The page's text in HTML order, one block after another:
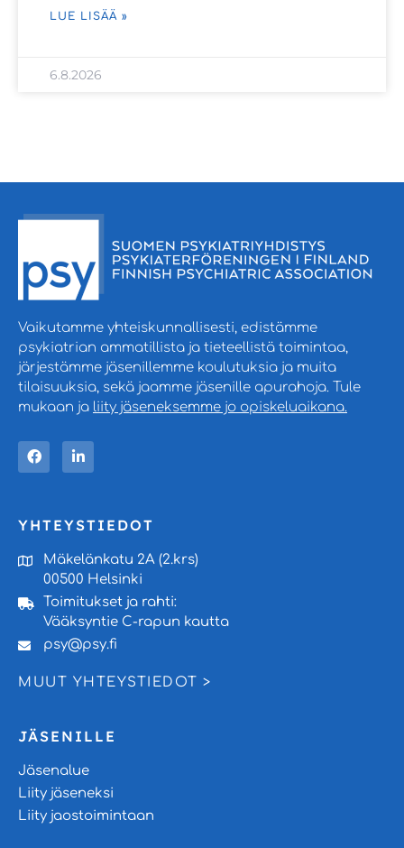
LUE LISÄÄ »
6.8.2026
Vaikutamme yhteiskunnallisesti, edistämme
psykiatrian ammatillista ja tieteellistä toimintaa,
järjestämme jäsenillemme koulutuksia ja muita
tilaisuuksia, sekä jaamme jäsenille apurahoja. Tule
mukaan ja liity jäseneksemme jo opiskeluaikana.
YHTEYSTIEDOT
Mäkelänkatu 2A (2.krs)
00500 Helsinki
Toimitukset ja rahti:
Vääksyntie C-rapun kautta
psy@psy.fi
MUUT YHTEYSTIEDOT >
JÄSENILLE
Jäsenalue
Liity jäseneksi
Liity jaostoimintaan